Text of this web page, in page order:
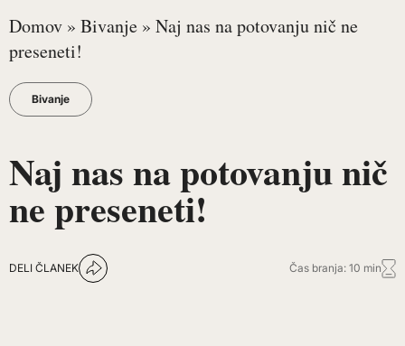
Domov » Bivanje » Naj nas na potovanju nič ne
preseneti!
Bivanje
Naj nas na potovanju nič
ne preseneti!
DELI ČLANEK Čas branja: 10 min